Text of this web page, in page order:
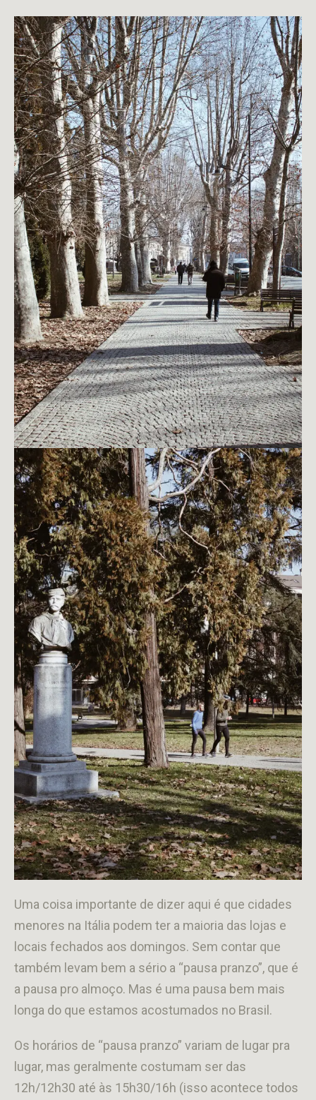
Uma coisa importante de dizer aqui é que cidades
menores na Itália podem ter a maioria das lojas e
locais fechados aos domingos. Sem contar que
também levam bem a sério a “pausa pranzo”, que é
a pausa pro almoço. Mas é uma pausa bem mais
longa do que estamos acostumados no Brasil.
Os horários de “pausa pranzo” variam de lugar pra
lugar, mas geralmente costumam ser das
12h/12h30 até às 15h30/16h (isso acontece todos